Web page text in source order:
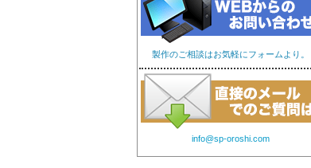
製作のご相談はお気軽にフォームより。
info@sp-oroshi.com